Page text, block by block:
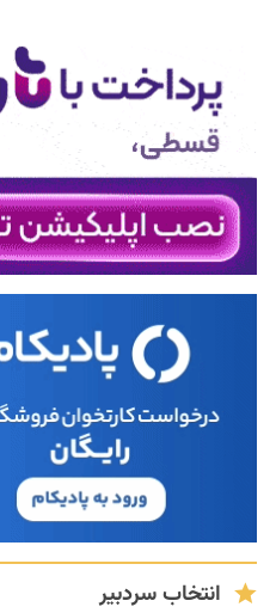
انتخاب سردبیر